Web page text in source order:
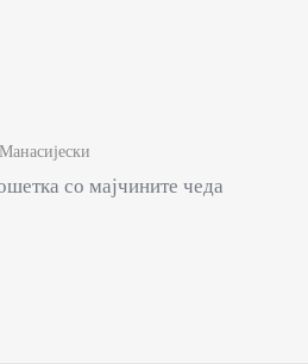
со мајчините чеда